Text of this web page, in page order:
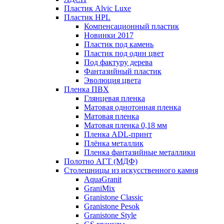
Пластик Alvic Luxe
Пластик HPL
Компенсационный пластик
Новинки 2017
Пластик под камень
Пластик под один цвет
Под фактуру дерева
Фантазийный пластик
Эволюция цвета
Пленка ПВХ
Глянцевая пленка
Матовая однотонная пленка
Матовая пленка
Матовая пленка 0,18 мм
Пленка ADL-принт
Плёнка металлик
Пленка фантазийные металлики
Полотно АГТ (МДФ)
Столешницы из искусственного камня
AquaGranit
GraniMix
Granistone Classic
Granistone Pesok
Granistone Style